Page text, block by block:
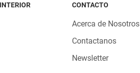
CONTACTO
Acerca de Nosotros
Contactanos
Newsletter